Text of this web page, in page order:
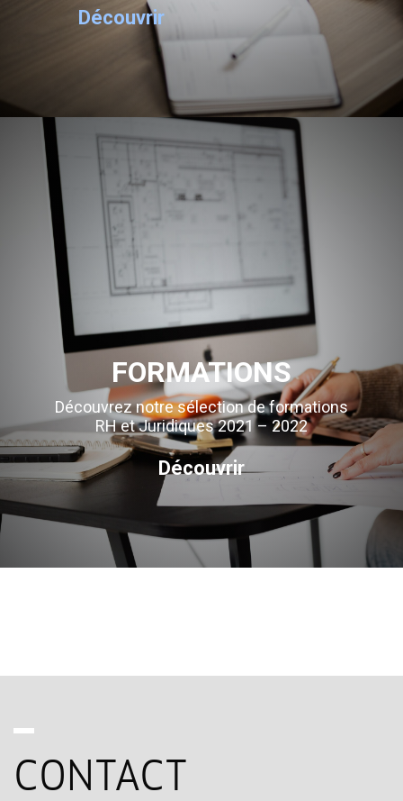
Découvrir
FORMATIONS
Découvrez notre sélection de formations
RH et Juridiques 2021 – 2022
Découvrir
CONTACT